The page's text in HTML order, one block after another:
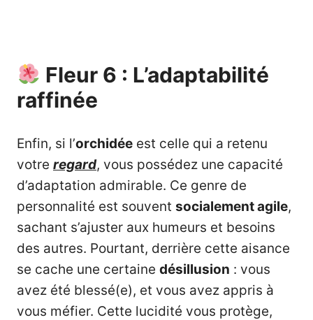
Fleur 6 : L’adaptabilité
raffinée
Enfin, si l’orchidée est celle qui a retenu
votre regard, vous possédez une capacité
d’adaptation admirable. Ce genre de
personnalité est souvent socialement agile,
sachant s’ajuster aux humeurs et besoins
des autres. Pourtant, derrière cette aisance
se cache une certaine désillusion : vous
avez été blessé(e), et vous avez appris à
vous méfier. Cette lucidité vous protège,